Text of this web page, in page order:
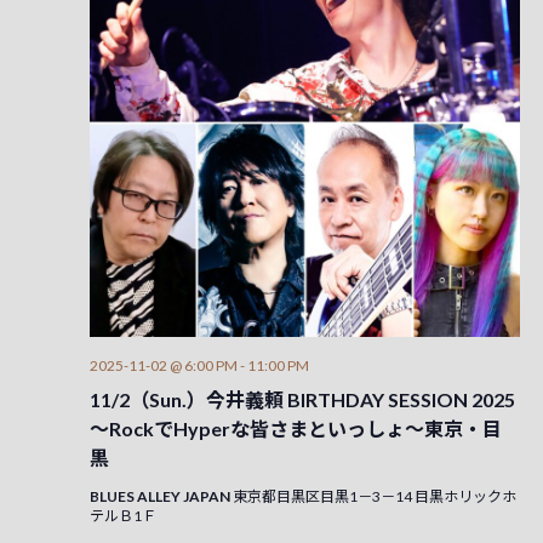
11/2（Sun.）今井義頼 BIRTHDAY SESSION 2025
～RockでHyperな皆さまといっしょ～東京・目
黒
2025-11-02 @ 6:00 PM - 11:00 PM
BLUES ALLEY JAPAN 東京都目黒区目黒1－3－14 目黒ホリックホ
テルＢ1Ｆ